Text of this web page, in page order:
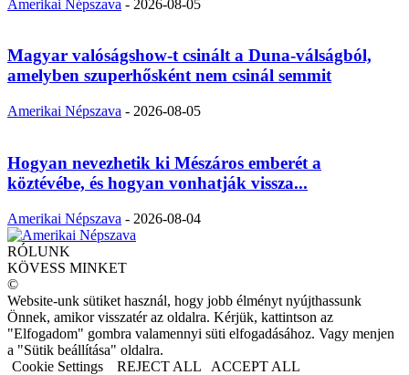
Amerikai Népszava - 2026-08-05
Magyar valóságshow-t csinált a Duna-válságból,
amelyben szuperhősként nem csinál semmit
Amerikai Népszava - 2026-08-05
Hogyan nevezhetik ki Mészáros emberét a
köztévébe, és hogyan vonhatják vissza...
Amerikai Népszava - 2026-08-04
RÓLUNK
KÖVESS MINKET
©
Website-unk sütiket használ, hogy jobb élményt nyújthassunk
Önnek, amikor visszatér az oldalra. Kérjük, kattintson az
"Elfogadom" gombra valamennyi süti elfogadásához. Vagy menjen
a "Sütik beállítása" oldalra.
Cookie Settings
REJECT ALL ACCEPT ALL